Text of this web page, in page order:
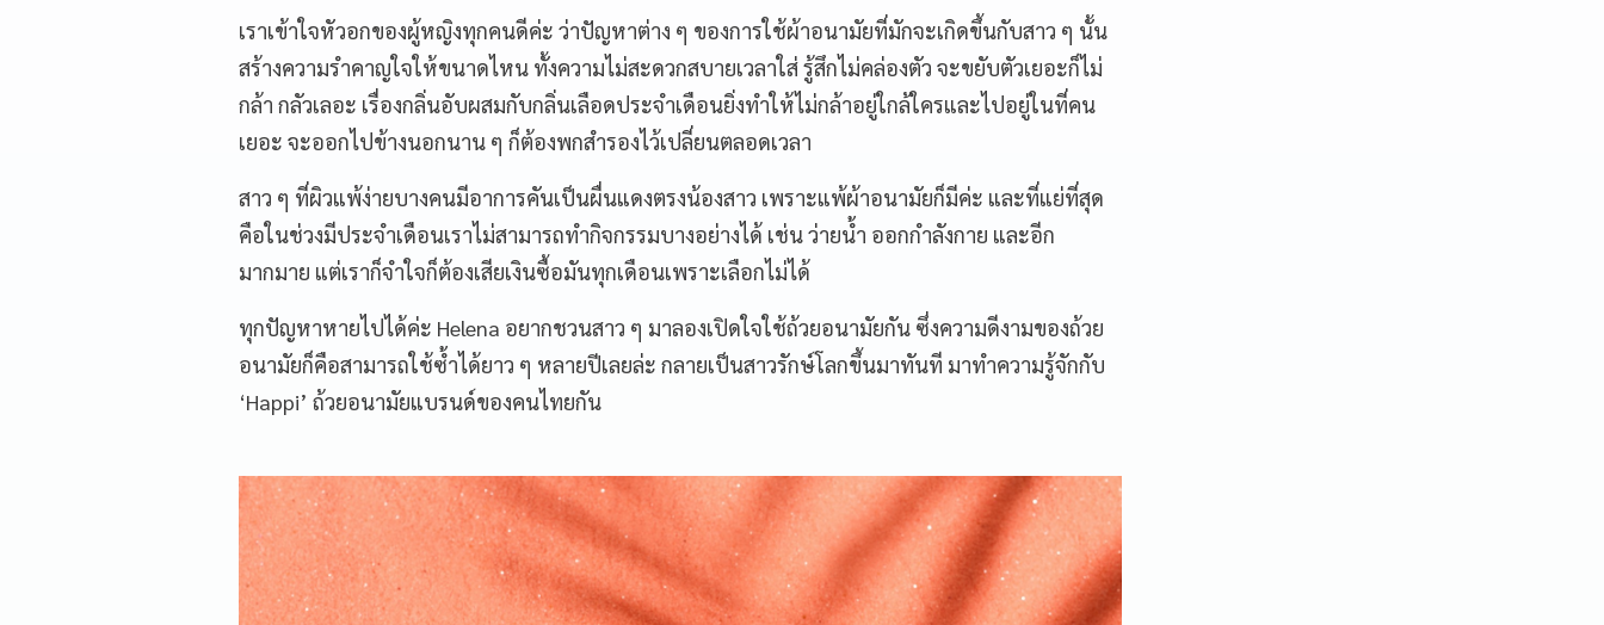
เราเข้าใจหัวอกของผู้หญิงทุกคนดีค่ะ ว่าปัญหาต่าง ๆ ของการใช้ผ้าอนามัยที่มักจะเกิดขึ้นกับสาว ๆ นั้น
สร้างความรำคาญใจให้ขนาดไหน ทั้งความไม่สะดวกสบายเวลาใส่ รู้สึกไม่คล่องตัว จะขยับตัวเยอะก็ไม่
กล้า กลัวเลอะ เรื่องกลิ่นอับผสมกับกลิ่นเลือดประจำเดือนยิ่งทำให้ไม่กล้าอยู่ใกล้ใครและไปอยู่ในที่คน
เยอะ จะออกไปข้างนอกนาน ๆ ก็ต้องพกสำรองไว้เปลี่ยนตลอดเวลา
สาว ๆ ที่ผิวแพ้ง่ายบางคนมีอาการคันเป็นผื่นแดงตรงน้องสาว เพราะแพ้ผ้าอนามัยก็มีค่ะ และที่แย่ที่สุด
คือในช่วงมีประจำเดือนเราไม่สามารถทำกิจกรรมบางอย่างได้ เช่น ว่ายน้ำ ออกกำลังกาย และอีก
มากมาย แต่เราก็จำใจก็ต้องเสียเงินซื้อมันทุกเดือนเพราะเลือกไม่ได้
ทุกปัญหาหายไปได้ค่ะ Helena อยากชวนสาว ๆ มาลองเปิดใจใช้ถ้วยอนามัยกัน ซึ่งความดีงามของถ้วย
อนามัยก็คือสามารถใช้ซ้ำได้ยาว ๆ หลายปีเลยล่ะ กลายเป็นสาวรักษ์โลกขึ้นมาทันที มาทำความรู้จักกับ
‘Happi’ ถ้วยอนามัยแบรนด์ของคนไทยกัน